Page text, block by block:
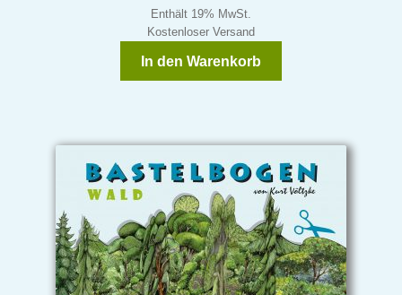
Enthält 19% MwSt.
Kostenloser Versand
In den Warenkorb